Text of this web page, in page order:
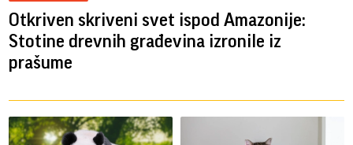
Otkriven skriveni svet ispod Amazonije:
Stotine drevnih građevina izronile iz
prašume